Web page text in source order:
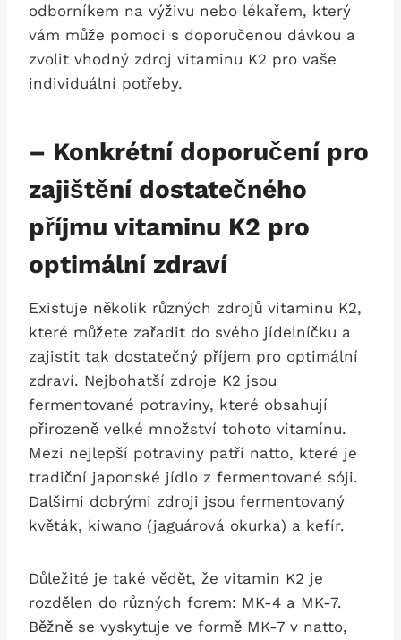
odborníkem na výživu nebo lékařem, který
vám může pomoci s doporučenou dávkou a
zvolit vhodný zdroj vitaminu K2 pro vaše
individuální potřeby.
– Konkrétní doporučení pro
zajištění dostatečného
příjmu vitaminu K2 pro
optimální zdraví
Existuje několik různých zdrojů vitaminu K2,
které můžete zařadit do svého jídelníčku a
zajistit tak dostatečný příjem pro optimální
zdraví. Nejbohatší zdroje K2 jsou
fermentované potraviny, které obsahují
přirozeně velké množství tohoto vitamínu.
Mezi nejlepší potraviny patří natto, které je
tradiční japonské jídlo z fermentované sóji.
Dalšími dobrými zdroji jsou fermentovaný
květák, kiwano (jaguárová okurka) a kefír.
Důležité je také vědět, že vitamin K2 je
rozdělen do různých forem: MK-4 a MK-7.
Běžně se vyskytuje ve formě MK-7 v natto,